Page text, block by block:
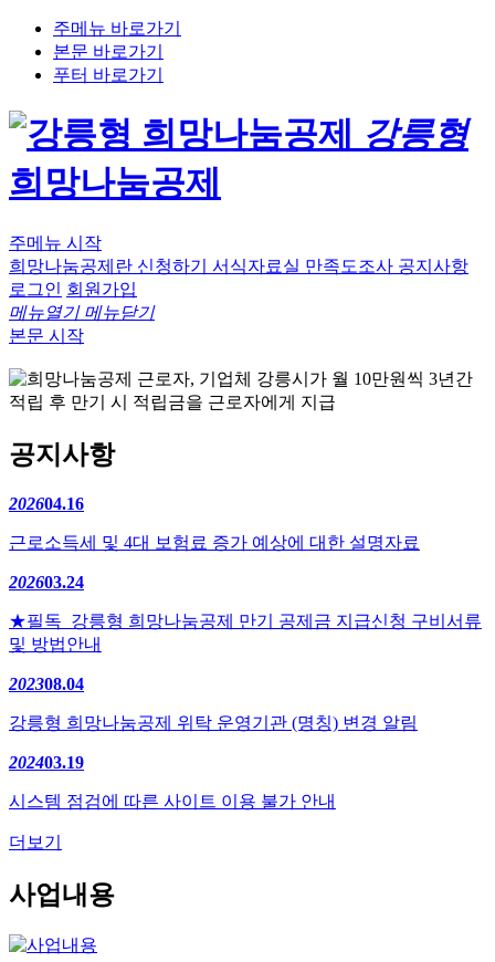
주메뉴 바로가기
본문 바로가기
푸터 바로가기
강릉형
희망나눔공제
주메뉴 시작
희망나눔공제란 신청하기 서식자료실 만족도조사 공지사항
로그인 회원가입
메뉴열기 메뉴닫기
본문 시작
공지사항
202604.16
근로소득세 및 4대 보험료 증가 예상에 대한 설명자료
202603.24
★필독_강릉형 희망나눔공제 만기 공제금 지급신청 구비서류
및 방법안내
202308.04
강릉형 희망나눔공제 위탁 운영기관 (명칭) 변경 알림
202403.19
시스템 점검에 따른 사이트 이용 불가 안내
더보기
사업내용